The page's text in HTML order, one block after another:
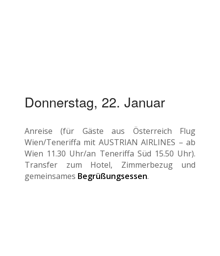
Donnerstag, 22. Januar
Anreise (für Gäste aus Österreich Flug
Wien/Teneriffa mit AUSTRIAN AIRLINES – ab
Wien 11.30 Uhr/an Teneriffa Süd 15.50 Uhr).
Transfer zum Hotel, Zimmerbezug und
gemeinsames Begrüßungsessen.